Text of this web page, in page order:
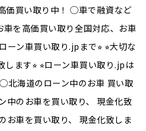
価買い取り中！ ◯車で融資など
を高価買い取り全国対応、お車
ン車買い取り.jpまで⭐︎ ⭐︎大切な
ます⭐︎ ⭐︎ローン車買い取り.jpは
北海道のローン中のお車 買い取
中のお車を買い取り、 現金化致
お車を買い取り、 現金化致しま